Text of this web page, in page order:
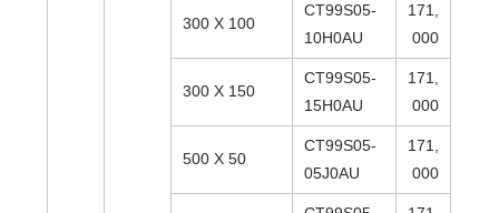
300 X 100
CT99S05-
10H0AU
171,
000
300 X 150
CT99S05-
15H0AU
171,
000
500 X 50
CT99S05-
05J0AU
171,
000